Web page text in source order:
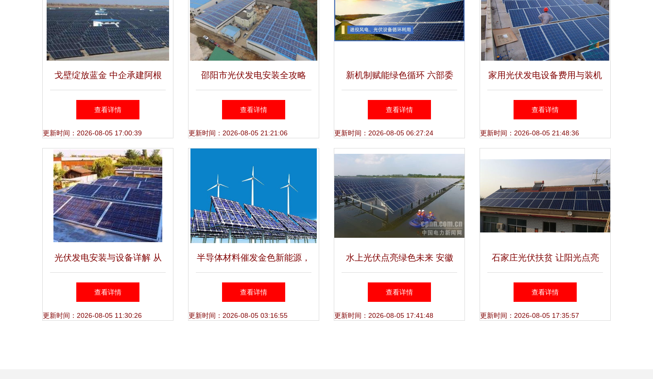
戈壁绽放蓝金 中企承建阿根
廷最大光伏电站隆冬实现全容
量并网输变电工程
查看详情
更新时间：2026-08-05 17:00:39
邵阳市光伏发电安装全攻略
分布式光伏助力绿色能源转型
——湖南华能专业护航
查看详情
更新时间：2026-08-05 21:21:06
新机制赋能绿色循环 六部委
联合推动退役风电光伏设备规
范化管理
查看详情
更新时间：2026-08-05 06:27:24
家用光伏发电设备费用与装机
容量选择指南
查看详情
更新时间：2026-08-05 21:48:36
光伏发电安装与设备详解 从
选型到绿色能源转型
查看详情
更新时间：2026-08-05 11:30:26
半导体材料催发金色新能源，
光伏发电迎来全面爆发前夜？
查看详情
更新时间：2026-08-05 03:16:55
水上光伏点亮绿色未来 安徽
天长供电并网发电纪实
查看详情
更新时间：2026-08-05 17:41:48
石家庄光伏扶贫 让阳光点亮
脱贫路
查看详情
更新时间：2026-08-05 17:35:57